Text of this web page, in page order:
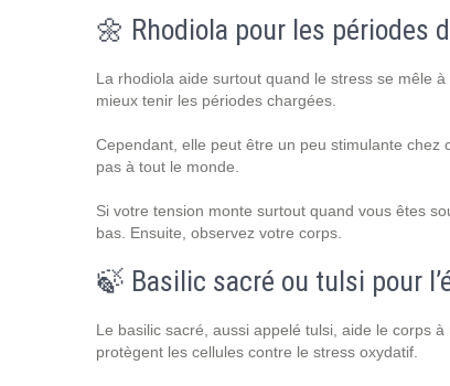
🌼 Rhodiola pour les périodes
La rhodiola aide surtout quand le stress se mêle
mieux tenir les périodes chargées.
Cependant, elle peut être un peu stimulante chez
pas à tout le monde.
Si votre tension monte surtout quand vous êtes
bas. Ensuite, observez votre corps.
🍃 Basilic sacré ou tulsi pour
Le basilic sacré, aussi appelé tulsi, aide le corps
protègent les cellules contre le stress oxydatif.